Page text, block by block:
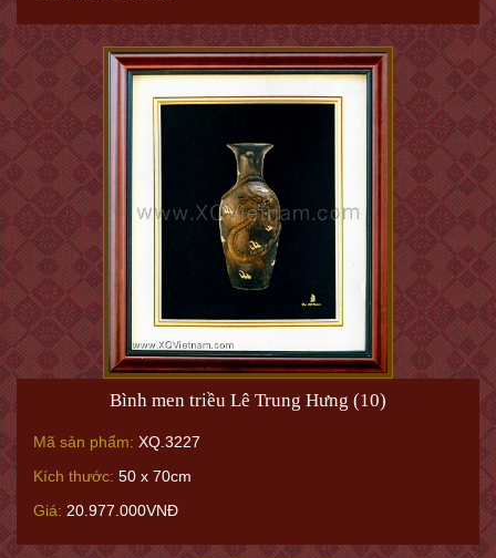
Bình men triều Lê Trung Hưng (10)
Mã sản phẩm: XQ.3227
Kích thước: 50 x 70cm
Giá: 20.977.000VNĐ